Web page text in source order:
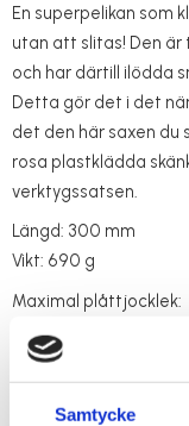
Samtycke
En superpelikan som
utan att slitas! Den är
och har därtill ilödda
Detta gör det i det
det den här saxen du
rosa plastklädda
verktygssatsen.
Längd: 300 mm
Vikt: 690 g
Maximal plåttjocklek:
Stål/rostfritt: 0,8 mm
Aluminium/zink: 1,2 mm